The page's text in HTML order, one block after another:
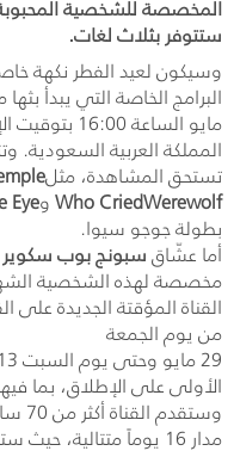
المخصصة للشخصية
ستتوفر بثلاث لغات.
وسيكون لعيد الفطر نكهة
المملكة العربية
تستحق المشاهدة، مثل
Who CriedWerewolfوEye
بطولة جوجو سيوا.
أما عشّاقسبونج بوب
مخصصة لهذه الشخصية
القناة المؤقتة الجديدة على القناة رقم
من يوم الجمعة
الأولى على الإطلاق، بما
مدار 16 يوماً متتالية، حيث ستعرض 12 موسماً تضم 141 حلقة.